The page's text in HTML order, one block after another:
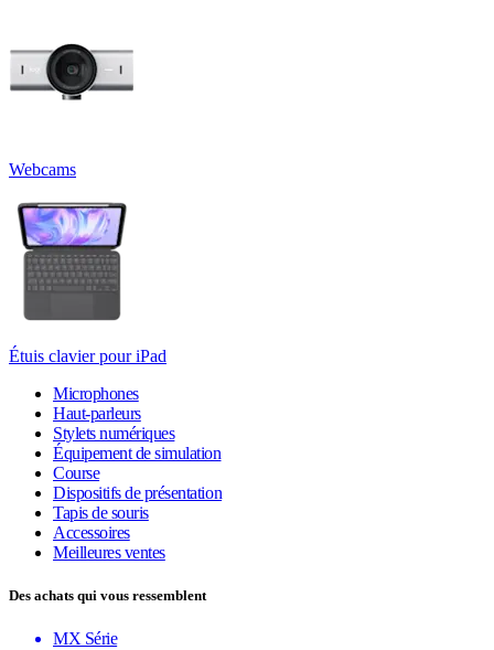
Webcams
Étuis clavier pour iPad
Microphones
Haut-parleurs
Stylets numériques
Équipement de simulation
Course
Dispositifs de présentation
Tapis de souris
Accessoires
Meilleures ventes
Des achats qui vous ressemblent
MX Série